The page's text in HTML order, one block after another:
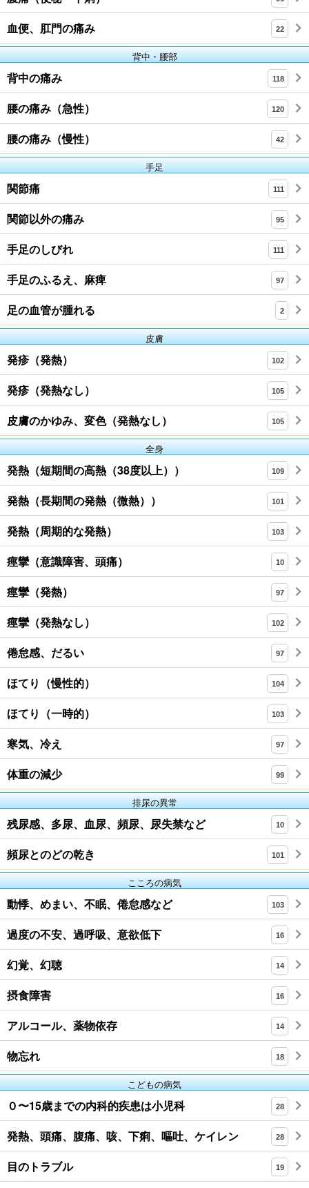
血便、肛門の痛み 22
背中・腰部
背中の痛み 118
腰の痛み（急性） 120
腰の痛み（慢性） 42
手足
関節痛 111
関節以外の痛み 95
手足のしびれ 111
手足のふるえ、麻痺 97
足の血管が腫れる 2
皮膚
発疹（発熱） 102
発疹（発熱なし） 105
皮膚のかゆみ、変色（発熱なし） 105
全身
発熱（短期間の高熱（38度以上）） 109
発熱（長期間の発熱（微熱）） 101
発熱（周期的な発熱） 103
痙攣（意識障害、頭痛） 10
痙攣（発熱） 97
痙攣（発熱なし） 102
倦怠感、だるい 97
ほてり（慢性的） 104
ほてり（一時的） 103
寒気、冷え 97
体重の減少 99
排尿の異常
残尿感、多尿、血尿、頻尿、尿失禁など 10
頻尿とのどの乾き 101
こころの病気
動悸、めまい、不眠、倦怠感など 103
過度の不安、過呼吸、意欲低下 16
幻覚、幻聴 14
摂食障害 16
アルコール、薬物依存 14
物忘れ 18
こどもの病気
０〜15歳までの内科的疾患は小児科 28
発熱、頭痛、腹痛、咳、下痢、嘔吐、ケイレン 28
目のトラブル 19